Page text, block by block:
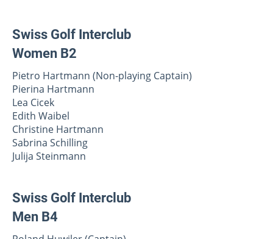
Swiss Golf Interclub
Women B2
Pietro Hartmann (Non-playing Captain)
Pierina Hartmann
Lea Cicek
Edith Waibel
Christine Hartmann
Sabrina Schilling
Julija Steinmann
Swiss Golf Interclub
Men B4